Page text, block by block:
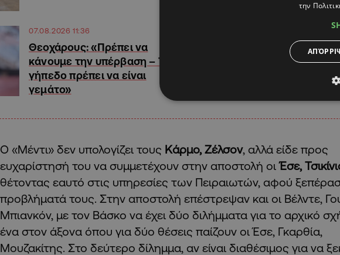
07.08.2026 11:36
Θεοχάρους: «Πρέπει να
κάνουμε την υπέρβαση – Το
γήπεδο πρέπει να είναι
γεμάτο»
Ο «Μέντι» δεν υπολογίζει τους Κάρμο, Ζέλσον, αλλά είδε προς
ευχαρίστησή του να συμμετέχουν στην αποστολή οιΈσε,
θέτοντας εαυτό στις υπηρεσίες των Πειραιωτών, αφού
προβλήματά τους. Στην αποστολή επέστρεψαν και οι Βέλντε,
Μπιανκόν, με τον Βάσκο να έχει δύο διλήμματα για το αρχικό
ένα στον άξονα όπου για δύο θέσεις παίζουν οι Έσε, Γκαρθία,
Μουζακίτης. Στο δεύτερο δίλημμα, αν είναι διαθέσιμος για να
την